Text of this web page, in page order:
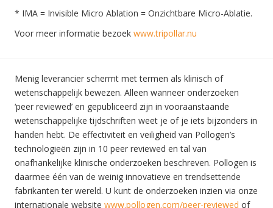
* IMA = Invisible Micro Ablation = Onzichtbare Micro-Ablatie.
Voor meer informatie bezoek www.tripollar.nu
Menig leverancier schermt met termen als klinisch of
wetenschappelijk bewezen. Alleen wanneer onderzoeken
‘peer reviewed’ en gepubliceerd zijn in vooraanstaande
wetenschappelijke tijdschriften weet je of je iets bijzonders in
handen hebt. De effectiviteit en veiligheid van Pollogen’s
technologieën zijn in 10 peer reviewed en tal van
onafhankelijke klinische onderzoeken beschreven. Pollogen is
daarmee één van de weinig innovatieve en trendsettende
fabrikanten ter wereld. U kunt de onderzoeken inzien via onze
internationale website www.pollogen.com/peer-reviewed of